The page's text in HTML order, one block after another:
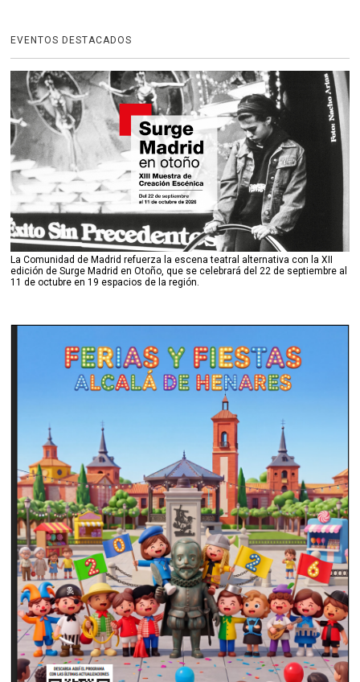
EVENTOS DESTACADOS
La Comunidad de Madrid refuerza la escena teatral alternativa con la XII
edición de Surge Madrid en Otoño, que se celebrará del 22 de septiembre al
11 de octubre en 19 espacios de la región.